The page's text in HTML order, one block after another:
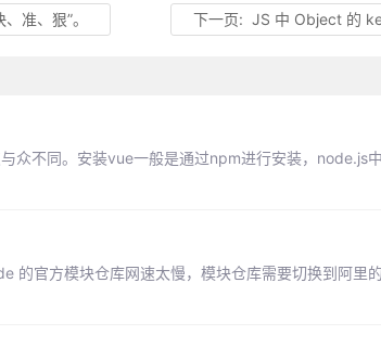
准、狠”。 下一页:JS 中 Object 的
众不同。安装vue一般是通过npm进行安装，node.js
官方模块仓库网速太慢，模块仓库需要切换到阿里